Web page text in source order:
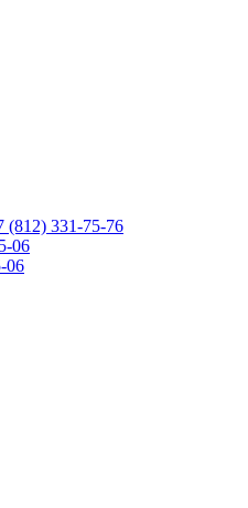
(812) 331-75-76
06
06